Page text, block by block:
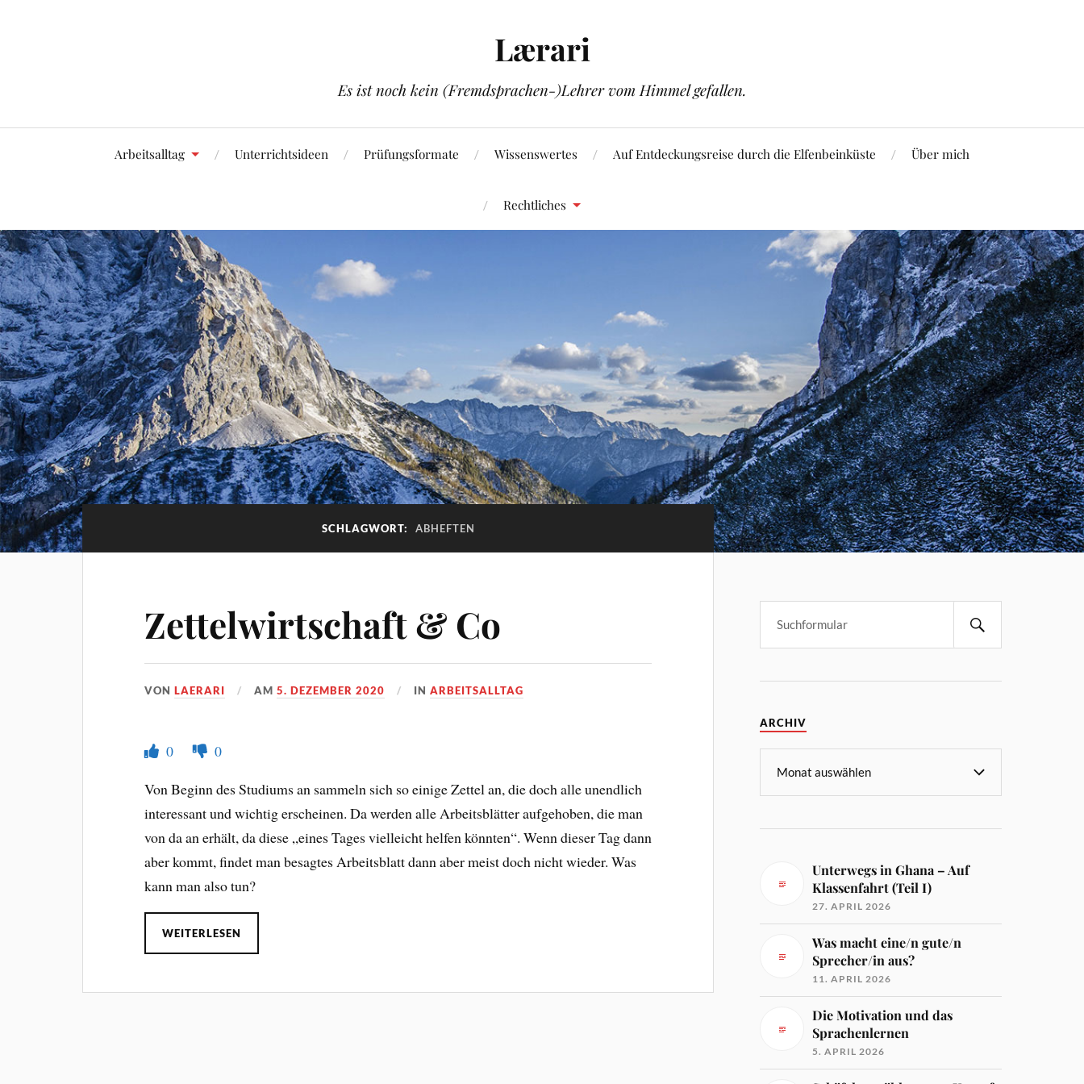
Lærari
Es ist noch kein (Fremdsprachen-)Lehrer vom Himmel gefallen.
Arbeitsalltag Unterrichtsideen Prüfungsformate Wissenswertes Auf Entdeckungsreise durch die Elfenbeinküste Über mich
Rechtliches
SCHLAGWORT: ABHEFTEN
Zettelwirtschaft & Co
VONLAERARI AM5. DEZEMBER 2020 INARBEITSALLTAG
0
0
Von Beginn des Studiums an sammeln sich so einige Zettel an, die doch alle unendlich
interessant und wichtig erscheinen. Da werden alle Arbeitsblätter aufgehoben, die man
von da an erhält, da diese „eines Tages vielleicht helfen könnten“. Wenn dieser Tag dann
aber kommt, findet man besagtes Arbeitsblatt dann aber meist doch nicht wieder. Was
kann man also tun?
WEITERLESEN
ARCHIV
Unterwegs in Ghana – Auf
Klassenfahrt (Teil I)
27. APRIL 2026
Was macht eine/n gute/n
Sprecher/in aus?
11. APRIL 2026
Die Motivation und das
Sprachenlernen
5. APRIL 2026